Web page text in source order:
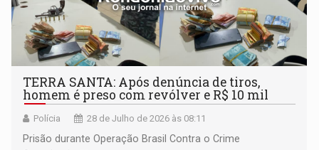
TERRA SANTA: Após denúncia de tiros,
homem é preso com revólver e R$ 10 mil
Polícia 28 de Julho de 2026 às 08:11
Prisão durante Operação Brasil Contra o Crime